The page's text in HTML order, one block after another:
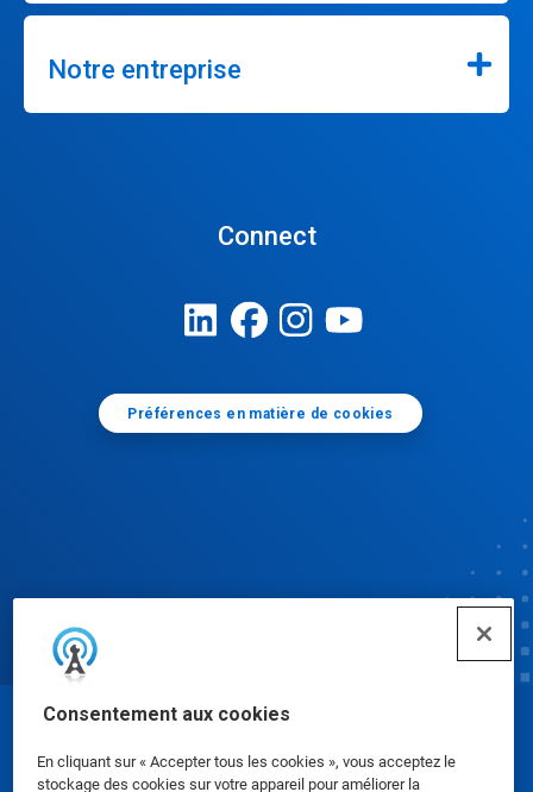
Consentement aux cookies
En cliquant sur « Accepter tous les cookies », vous acceptez le
stockage des cookies sur votre appareil pour améliorer la
Notre entreprise
Connect
Préférences en matière de cookies